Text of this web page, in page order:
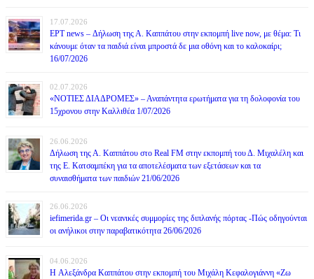
17.07.2026
ΕΡΤ news – Δήλωση της Α. Καππάτου στην εκπομπή live now, με θέμα: Τι
κάνουμε όταν τα παιδιά είναι μπροστά δε μια οθόνη και το καλοκαίρι;
16/07/2026
02.07.2026
«ΝΟΤΙΕΣ ΔΙΑΔΡΟΜΕΣ» – Αναπάντητα ερωτήματα για τη δολοφονία του
15χρονου στην Καλλιθέα 1/07/2026
26.06.2026
Δήλωση της Α. Καππάτου στο Real FM στην εκπομπή του Δ. Μιχαλέλη και
της Ε. Κατσαμπέκη για τα αποτελέσματα των εξετάσεων και τα
συναισθήματα των παιδιών 21/06/2026
26.06.2026
iefimerida.gr – Οι νεανικές συμμορίες της διπλανής πόρτας -Πώς οδηγούνται
οι ανήλικοι στην παραβατικότητα 26/06/2026
04.06.2026
H Αλεξάνδρα Καππάτου στην εκπομπή του Μιχάλη Κεφαλογιάννη «Ζω